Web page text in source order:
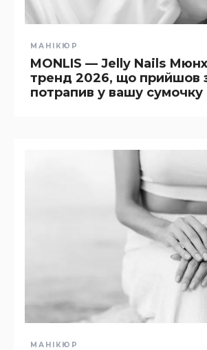
МАНІКЮР
MONLIS — Jelly Nails
тренд 2026, що прийшов
потрапив у вашу сумочку
МАНІКЮР